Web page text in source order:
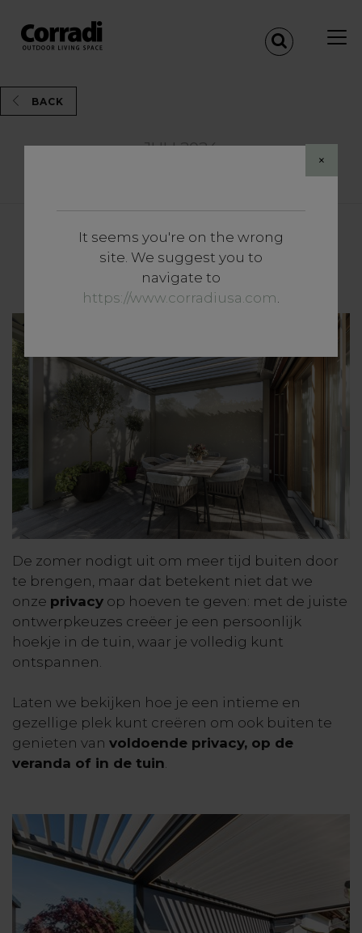
×
It seems you're on the wrong
site. We suggest you to
navigate to
https://www.corradiusa.com.
BACK
JULI 2024
Inzichten
Een privé plekje in de tuin
De zomer nodigt uit om meer tijd buiten door
te brengen, maar dat betekent niet dat we
onze privacy op hoeven te geven: met de juiste
ontwerpkeuzes creëer je een persoonlijk
hoekje in de tuin, waar je volledig kunt
ontspannen.
Laten we bekijken hoe je een intieme en
gezellige plek kunt creëren om ook buiten te
genieten van voldoende privacy, op de
veranda of in de tuin